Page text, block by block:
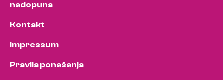
nadopuna
Kontakt
Impressum
Pravila ponašanja